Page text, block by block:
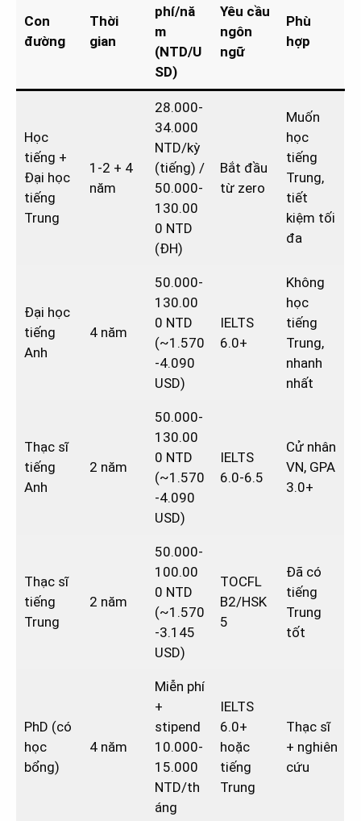
Con
đường
Thời
gian
phí/nă
m
(NTD/U
SD)
Yêu cầu
ngôn
ngữ
Phù
hợp
Học
tiếng +
Đại học
tiếng
Trung
1-2 + 4
năm
28.000-
34.000
NTD/kỳ
(tiếng) /
50.000-
130.00
0 NTD
(ĐH)
Bắt đầu
từ zero
Muốn
học
tiếng
Trung,
tiết
kiệm tối
đa
Đại học
tiếng
Anh
4 năm
50.000-
130.00
0 NTD
(~1.570
-4.090
USD)
IELTS
6.0+
Không
học
tiếng
Trung,
nhanh
nhất
Thạc sĩ
tiếng
Anh
2 năm
50.000-
130.00
0 NTD
(~1.570
-4.090
USD)
IELTS
6.0-6.5
Cử nhân
VN, GPA
3.0+
Thạc sĩ
tiếng
Trung
2 năm
50.000-
100.00
0 NTD
(~1.570
-3.145
USD)
TOCFL
B2/HSK
5
Đã có
tiếng
Trung
tốt
PhD (có
học
bổng)
4 năm
Miễn phí
+
stipend
10.000-
15.000
NTD/th
áng
IELTS
6.0+
hoặc
tiếng
Trung
Thạc sĩ
+ nghiên
cứu